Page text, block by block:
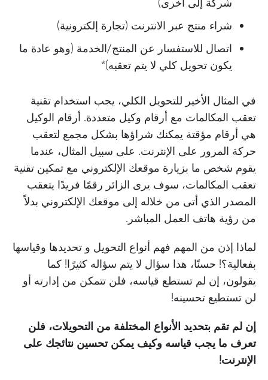
شراء منتج عبر الانترنت (تجارة إلكترونية)
اتصال للاستفسار عن المنتج/الخدمة (وهو عادة ما
يكون تحويل كلي لا يتم تعقبه)*
في المثال الأخير للتحويل الكلي، يجب استخدام تقنية
تعقب المكالمات مع أرقام وكيل متعددة. أرقام الوكيل
هي أرقام مؤقتة يمكنك شراؤها بشكل مجمع لتعقب
حركة المرور على الإنترنت. على سبيل المثال، عندما
يقوم شخص ما بزيارة موقعك الإلكتروني مع تمكين تقنية
تعقب المكالمات، سوف يرى الزائر رقمًا فريدًا يتعقب
المصدر الذي أتى من خلاله إلى موقعك الإلكتروني بدلاً
من رؤية هاتف العمل المباشر.
لماذا إذن من المهم فهم أنواع التحويل و تحديدها وقياسها
بفعالية؟! حسنًا، هذا سؤال لا يتم سؤاله كثيرًا! كما
يقولون، إن لم تستطع قياسه، فلن تتمكن من إدارته أو
لن تستطيع تحسينه!
إن لم تقم بتحديد الأنواع المختلفة من التحويلات، فلن
تعرف ما يجب قياسه وكيف يمكن تحسين نتائجك على
الإنترنت!